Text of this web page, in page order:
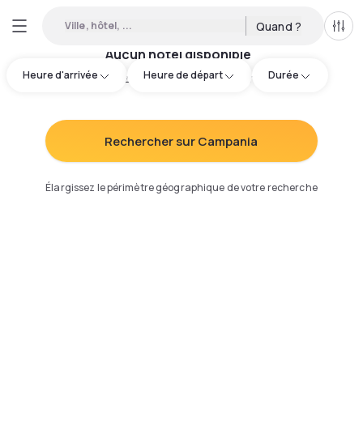
Ville, hôtel, ... Quand ?
Heure d'arrivée Heure de départ Durée
Aucun hôtel disponible
Essayez d'ajuster votre recherche:
Rechercher sur Campania
Élargissez le périmètre géographique de votre recherche